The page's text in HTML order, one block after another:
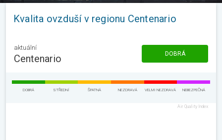
Kvalita ovzduší v regionu Centenario
aktuální
Centenario DOBRÁ
DOBRÁ STŘEDNÍ ŠPATNÁ NEZDRAVÁ VELMI NEZDRAVÁ NEBEZPEČNÁ
Air Quality Index